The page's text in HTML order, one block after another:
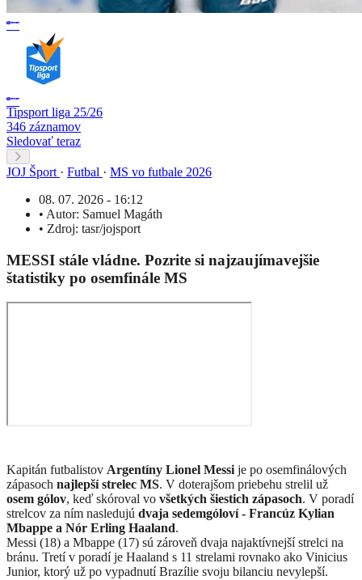
Tipsport liga 25/26
346 záznamov
Sledovať teraz
JOJ Šport · Futbal · MS vo futbale 2026
08. 07. 2026 - 16:12
• Autor: Samuel Magáth
• Zdroj: tasr/jojsport
MESSI stále vládne. Pozrite si najzaujímavejšie
štatistiky po osemfinále MS
Kapitán futbalistov Argentíny Lionel Messi je po osemfinálových
zápasoch najlepší strelec MS. V doterajšom priebehu strelil už
osem gólov, keď skóroval vo všetkých šiestich zápasoch. V poradí
strelcov za ním nasledujú dvaja sedemgóloví - Francúz Kylian
Mbappe a Nór Erling Haaland.
Messi (18) a Mbappe (17) sú zároveň dvaja najaktívnejší strelci na
bránu. Tretí v poradí je Haaland s 11 strelami rovnako ako Vinicius
Junior, ktorý už po vypadnutí Brazílie svoju bilanciu nevylepší.